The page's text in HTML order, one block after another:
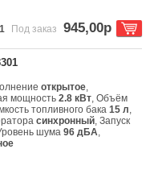
Под заказ 945,00р
открытое,
мощность2.8 кВт, Объём
топливного бака15 л,
синхронный, Запуск
шума96 дБА,